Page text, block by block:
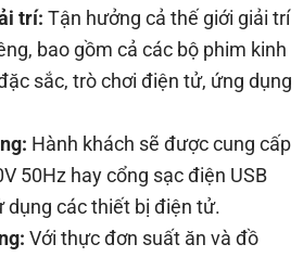
trí: Tận hưởng cả thế giới giải trí
bao gồm cả các bộ phim kinh
sắc, trò chơi điện tử, ứng dụng
Hành khách sẽ được cung cấp
50Hz hay cổng sạc điện USB
dụng các thiết bị điện tử.
Với thực đơn suất ăn và đồ